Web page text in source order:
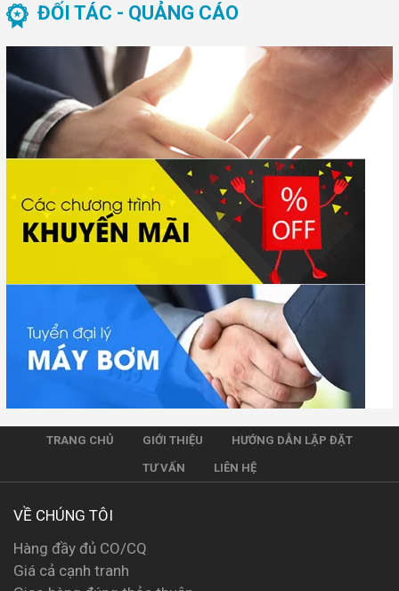
ĐỐI TÁC - QUẢNG CÁO
TRANG CHỦ GIỚI THIỆU HƯỚNG DẪN LẶP ĐẶT
TƯ VẤN LIÊN HỆ
VỀ CHÚNG TÔI
Hàng đầy đủ CO/CQ
Giá cả cạnh tranh